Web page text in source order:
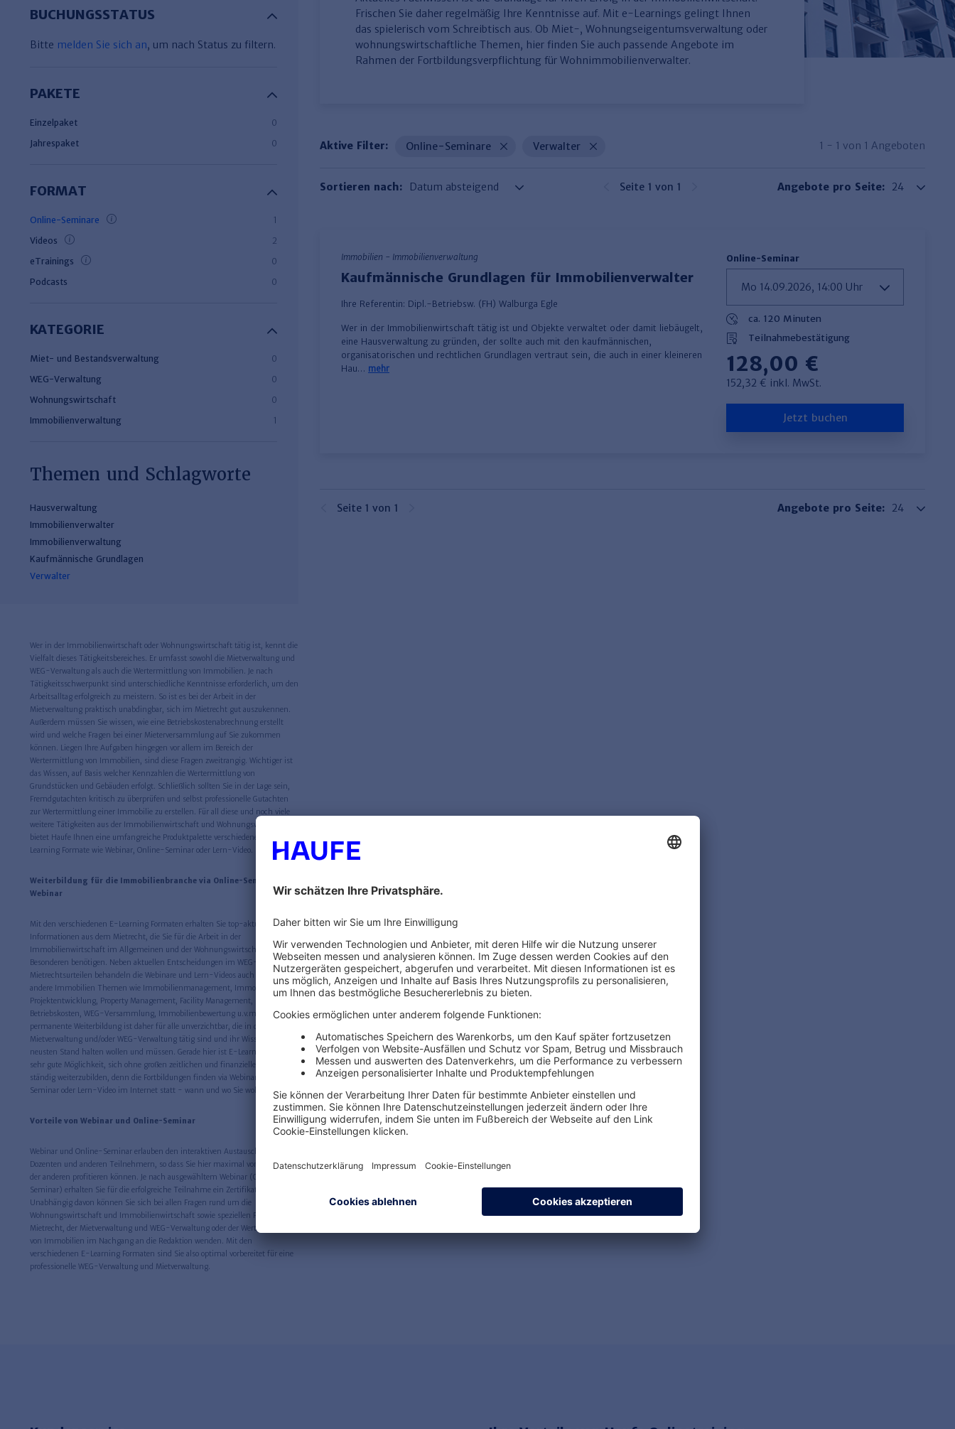
BUCHUNGSSTATUS
Bitte melden Sie sich an, um nach Status zu filtern.
PAKETE
Einzelpaket
0
Jahrespaket
0
FORMAT
Online-Seminare
1
Videos
2
eTrainings
0
Podcasts
0
KATEGORIE
Miet- und Bestandsverwaltung
0
WEG-Verwaltung
0
Wohnungswirtschaft
0
Immobilienverwaltung
1
Frischen Sie daher regelmäßig Ihre Kenntnisse auf. Mit e-Learnings gelingt Ihnen
das spielerisch vom Schreibtisch aus. Ob Miet-, Wohnungseigentumsverwaltung oder
wohnungswirtschaftliche Themen, hier finden Sie auch passende Angebote im
Rahmen der Fortbildungsverpflichtung für Wohnimmobilienverwalter.
1 - 1 von 1 Angeboten
Aktive Filter: Online-Seminare Verwalter
Sortieren nach: Angebote pro Seite:
Seite 1 von 1
Immobilien - Immobilienverwaltung
Kaufmännische Grundlagen für Immobilienverwalter
Ihre Referentin: Dipl.-Betriebsw. (FH) Walburga Egle
Wer in der Immobilienwirtschaft tätig ist und Objekte verwaltet oder damit liebäugelt,
eine Hausverwaltung zu gründen, der sollte auch mit den kaufmännischen,
organisatorischen und rechtlichen Grundlagen vertraut sein, die auch in einer kleineren
Hau… mehr
Online-Seminar
ca. 120 Minuten
Teilnahmebestätigung
128,00 €
152,32 € inkl. MwSt.
Jetzt buchen
Angebote pro Seite:
Seite 1 von 1
Themen und Schlagworte
Hausverwaltung
Immobilienverwalter
Immobilienverwaltung
Kaufmännische Grundlagen
Verwalter
Wer in der Immobilienwirtschaft oder Wohnungswirtschaft tätig ist, kennt die
Vielfalt dieses Tätigkeitsbereiches. Er umfasst sowohl die Mietverwaltung und
WEG-Verwaltung als auch die Wertermittlung von Immobilien. Je nach
Tätigkeitsschwerpunkt sind unterschiedliche Kenntnisse erforderlich, um den
Arbeitsalltag erfolgreich zu meistern. So ist es bei der Arbeit in der
Mietverwaltung praktisch unabdingbar, sich im Mietrecht gut auszukennen.
Außerdem müssen Sie wissen, wie eine Betriebskostenabrechnung erstellt
wird und welche Fragen bei einer Mieterversammlung auf Sie zukommen
können. Liegen Ihre Aufgaben hingegen vor allem im Bereich der
Wertermittlung von Immobilien, sind diese Fragen zweitrangig. Wichtiger ist
das Wissen, auf Basis welcher Kennzahlen die Wertermittlung von
Grundstücken und Gebäuden erfolgt. Schließlich sollten Sie in der Lage sein,
Fremdgutachten kritisch zu überprüfen und selbst professionelle Gutachten
zur Wertermittlung einer Immobilie zu erstellen. Für all diese und noch viele
weitere Tätigkeiten aus der Immobilienwirtschaft und Wohnungswirtschaft
bietet Haufe Ihnen eine umfangreiche Produktpalette verschiedener E-
Learning Formate wie Webinar, Online-Seminar oder Lern-Video.
Weiterbildung für die Immobilienbranche via Online-Seminar und
Webinar
Mit den verschiedenen E-Learning Formaten erhalten Sie top-aktuelle
Informationen aus dem Mietrecht, die Sie für die Arbeit in der
Immobilienwirtschaft im Allgemeinen und der Wohnungswirtschaft im
Besonderen benötigen. Neben aktuellen Entscheidungen im WEG-Recht und
Mietrechtsurteilen behandeln die Webinare und Lern-Videos auch zahlreiche
andere Immobilien Themen wie Immobilienmanagement, Immobilien-
Projektentwicklung, Property Management, Facility Management,
Betriebskosten, WEG-Versammlung, Immobilienbewertung u.v.m. Eine
permanente Weiterbildung ist daher für alle unverzichtbar, die in der
Mietverwaltung und/oder WEG-Verwaltung tätig sind und ihr Wissen auf dem
neusten Stand halten wollen und müssen. Gerade hier ist E-Learning eine
sehr gute Möglichkeit, sich ohne großen zeitlichen und finanziellen Aufwand
ständig weiterzubilden, denn die Fortbildungen finden via Webinar, Online-
Seminar oder Lern-Video im Internet statt - wann und wo Sie wollen.
Vorteile von Webinar und Online-Seminar
Webinar und Online-Seminar erlauben den interaktiven Austausch mit den
Dozenten und anderen Teilnehmern, so dass Sie hier maximal vom Wissen
der anderen profitieren können. Je nach ausgewähltem Webinar (Online-
Seminar) erhalten Sie für die erfolgreiche Teilnahme ein Zertifikat.
Unabhängig davon können Sie sich bei allen Fragen rund um die
Wohnungswirtschaft und Immobilienwirtschaft sowie speziellen Fragen zum
Mietrecht, der Mietverwaltung und WEG-Verwaltung oder der Wertermittlung
von Immobilien im Nachgang an die Redaktion wenden. Mit den
verschiedenen E-Learning Formaten sind Sie also optimal vorbereitet für eine
professionelle WEG-Verwaltung und Mietverwaltung.